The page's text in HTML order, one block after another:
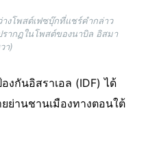
งโพสต์เฟซบุ๊กที่แชร์คำกล่าว
ากฏในโพสต์ของนาบิล อิสมา
า)
กันอิสราเอล (IDF) ได้
ย่านชานเมืองทางตอนใต้